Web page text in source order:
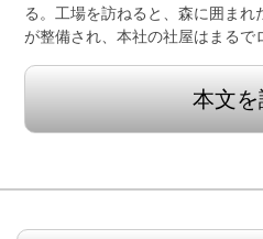
る。工場を訪ねると、森に囲ま
が整備され、本社の社屋はまるで
本文を